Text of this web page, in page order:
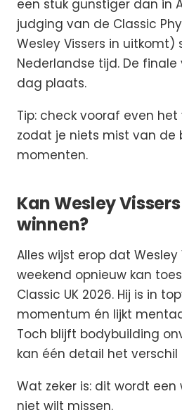
een stuk gunstiger dan in
judging van de Classic
Wesley Vissers in uitkomt)
Nederlandse tijd. De
dag plaats.
Tip: check vooraf even
zodat je niets mist van de
momenten.
Kan Wesley
winnen?
Alles wijst erop dat Wesley
weekend opnieuw kan
Classic UK 2026. Hij is in
momentum én lijkt
Toch blijft bodybuilding
kan één detail het verschil
Wat zeker is: dit wordt
niet wilt missen.